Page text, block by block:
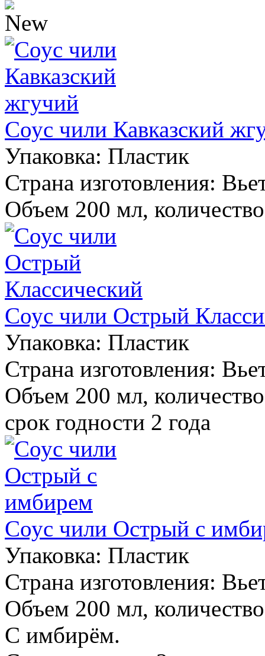
Соус чили Кавказский
Упаковка: Пластик
Страна изготовления:
Объем 200 мл,
Соус чили Острый
Упаковка: Пластик
Страна изготовления:
Объем 200 мл,
срок годности 2 года
Соус чили Острый с
Упаковка: Пластик
Страна изготовления:
Объем 200 мл,
С имбирём.